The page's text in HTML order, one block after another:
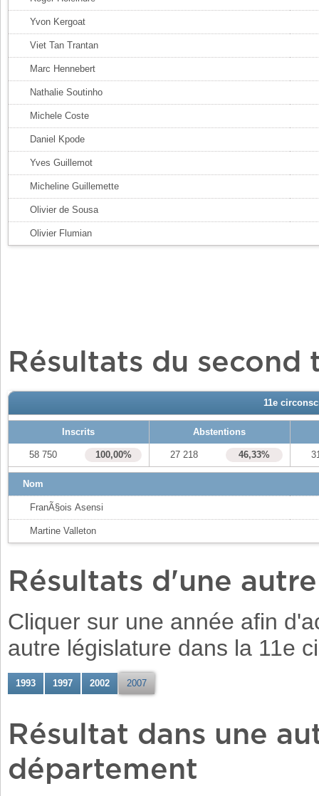
Yvon Kergoat
Viet Tan Trantan
Marc Hennebert
Nathalie Soutinho
Michele Coste
Daniel Kpode
Yves Guillemot
Micheline Guillemette
Olivier de Sousa
Olivier Flumian
Résultats du second
11e
Inscrits Abstentions
58 750 100,00% 27 218 46,33%
Nom
FranÃ§ois Asensi
Martine Valleton
Résultats d'une
Cliquer sur une année afin
autre législature dans la 11e
1993 1997 2002 2007
Résultat dans une
département